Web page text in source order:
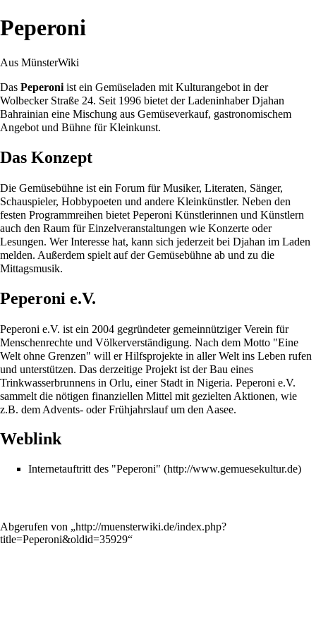
Peperoni
Aus MünsterWiki
Das Peperoni ist ein Gemüseladen mit Kulturangebot in der
Wolbecker Straße 24. Seit 1996 bietet der Ladeninhaber Djahan
Bahrainian eine Mischung aus Gemüseverkauf, gastronomischem
Angebot und Bühne für Kleinkunst.
Das Konzept
Die Gemüsebühne ist ein Forum für Musiker, Literaten, Sänger,
Schauspieler, Hobbypoeten und andere Kleinkünstler. Neben den
festen Programmreihen bietet Peperoni Künstlerinnen und Künstlern
auch den Raum für Einzelveranstaltungen wie Konzerte oder
Lesungen. Wer Interesse hat, kann sich jederzeit bei Djahan im Laden
melden. Außerdem spielt auf der Gemüsebühne ab und zu die
Mittagsmusik.
Peperoni e.V.
Peperoni e.V. ist ein 2004 gegründeter gemeinnütziger Verein für
Menschenrechte und Völkerverständigung. Nach dem Motto "Eine
Welt ohne Grenzen" will er Hilfsprojekte in aller Welt ins Leben rufen
und unterstützen. Das derzeitige Projekt ist der Bau eines
Trinkwasserbrunnens in Orlu, einer Stadt in Nigeria. Peperoni e.V.
sammelt die nötigen finanziellen Mittel mit gezielten Aktionen, wie
z.B. dem Advents- oder Frühjahrslauf um den Aasee.
Weblink
Internetauftritt des "Peperoni"
Abgerufen von „http://muensterwiki.de/index.php?
title=Peperoni&oldid=35929“